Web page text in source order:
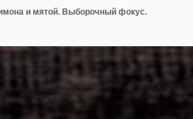
и мятой. Выборочный фокус.